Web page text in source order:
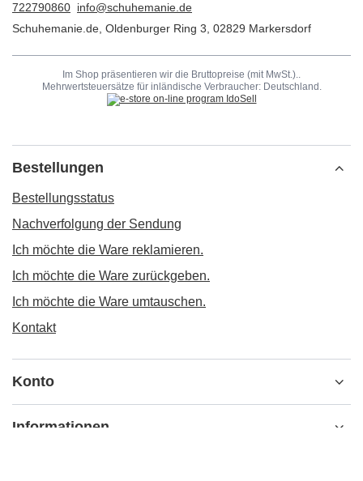
722790860 info@schuhemanie.de
Schuhemanie.de Oldenburger Ring 3 02829 Markersdorf
Im Shop präsentieren wir die Bruttopreise (mit MwSt.)..
Mehrwertsteuersätze für inländische Verbraucher: Deutschland .
Bestellungen
Bestellungsstatus
Nachverfolgung der Sendung
Ich möchte die Ware reklamieren.
Ich möchte die Ware zurückgeben.
Ich möchte die Ware umtauschen.
Kontakt
Konto
Informationen